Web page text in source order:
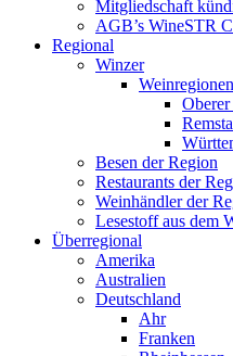
Mitgliedschaft
AGB’s WineSTR
Regional
Winzer
Weinregionen
Besen der Region
Restaurants der
Weinhändler der
Lesestoff aus dem
Überregional
Amerika
Australien
Deutschland
Ahr
Franken